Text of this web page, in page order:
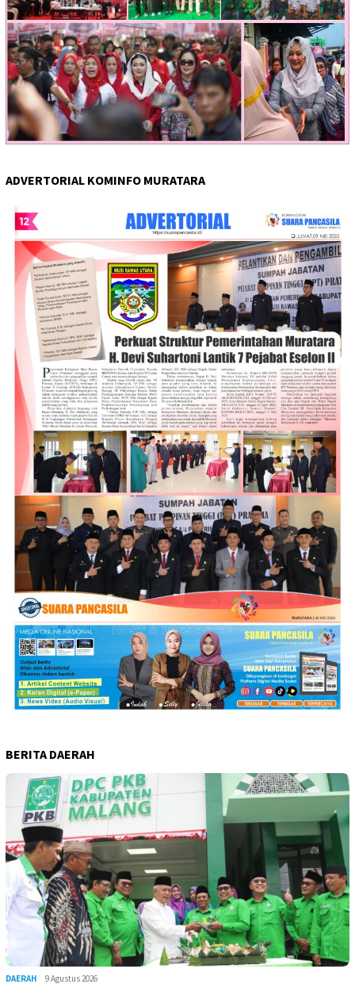
ADVERTORIAL KOMINFO MURATARA
BERITA DAERAH
DAERAH 9 Agustus 2026